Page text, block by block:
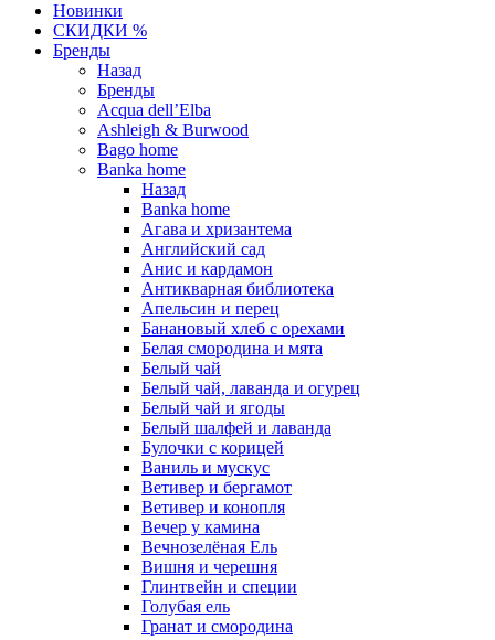
Новинки
СКИДКИ %
Бренды
Назад
Бренды
Acqua dell’Elba
Ashleigh & Burwood
Bago home
Banka home
Назад
Banka home
Агава и хризантема
Английский сад
Анис и кардамон
Антикварная библиотека
Апельсин и перец
Банановый хлеб с орехами
Белая смородина и мята
Белый чай
Белый чай, лаванда и огурец
Белый чай и ягоды
Белый шалфей и лаванда
Булочки с корицей
Ваниль и мускус
Ветивер и бергамот
Ветивер и конопля
Вечер у камина
Вечнозелёная Ель
Вишня и черешня
Глинтвейн и специи
Голубая ель
Гранат и смородина